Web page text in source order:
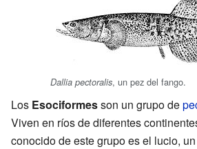
Dallia pectoralis, un pez del fango.
Los Esociformesson un grupo de
Viven en ríos de diferentes
conocido de este grupo es el lucio,